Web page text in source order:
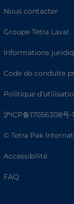
Nous contacter
Groupe Tetra Laval
Informations
Code de conduite
Politique
沪ICP备17056308号-1
© Tetra Pak
Accessibilité
FAQ